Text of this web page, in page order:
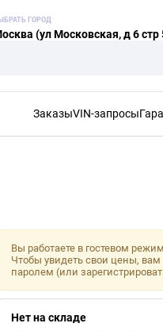
ГОРОД
(ул Московская, д 6 стр
ЗаказыVIN-запросы
Вы работаете в гостевом
Чтобы увидеть свои цены,
паролем (или
Нет на складе